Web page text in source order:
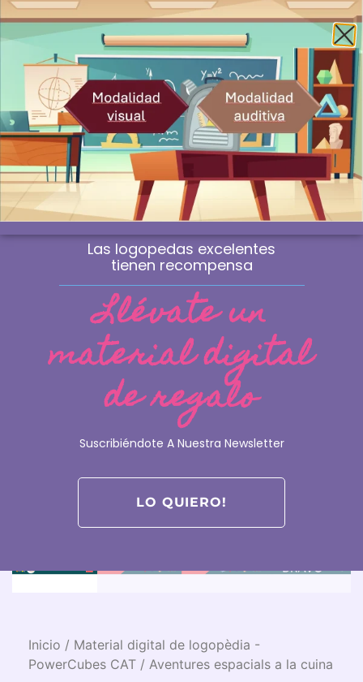
Envío gratis a la península a partir de 60€
¿Profesional? Compra sin IVA
WhatsApp
0
Inicio / Material digital de logopèdia -
PowerCubes CAT / Aventures espacials a la cuina
Las logopedas excelentes
tienen recompensa
Llévate un
material digital
de regalo
Suscribiéndote A Nuestra Newsletter
LO QUIERO!